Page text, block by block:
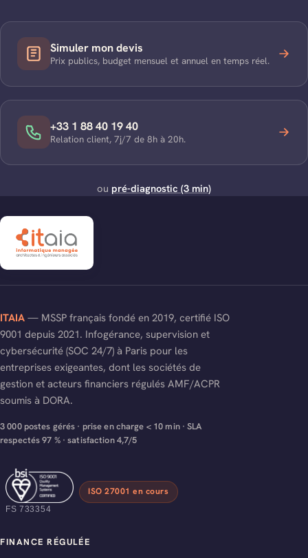
Simuler mon devis
Prix publics, budget mensuel et annuel en temps réel.
+33 1 88 40 19 40
Relation client, 7j/7 de 8h à 20h.
ou pré-diagnostic (3 min)
ITAIA — MSSP français fondé en 2019, certifié ISO
9001 depuis 2021. Infogérance, supervision et
cybersécurité (SOC 24/7) à Paris pour les
entreprises exigeantes, dont les sociétés de
gestion et acteurs financiers régulés AMF/ACPR
soumis à DORA.
3 000 postes gérés · prise en charge < 10 min · SLA
respectés 97 % · satisfaction 4,7/5
FS 733354
ISO 27001 en cours
FINANCE RÉGULÉE